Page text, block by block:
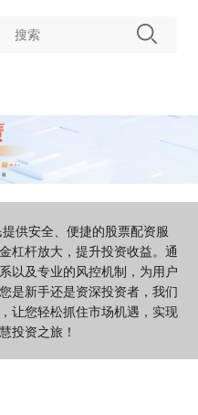
供安全、便捷的股票配资服
杠杆放大，提升投资收益。通
以及专业的风控机制，为用户
是新手还是资深投资者，我们
让您轻松抓住市场机遇，实现
投资之旅！